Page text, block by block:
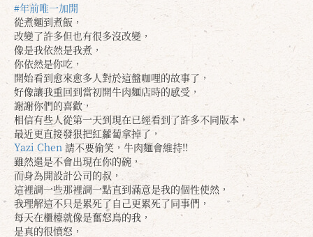
#年前唯一加開
從煮麵到煮飯，
改變了許多但也有很多沒改變，
像是我依然是我煮，
你依然是你吃，
開始看到愈來愈多人對於這盤咖哩的故事了，
好像讓我重回到當初開牛肉麵店時的感受，
謝謝你們的喜歡，
相信有些人從第一天到現在已經看到了許多不同版本，
最近更直接發狠把紅蘿蔔拿掉了，
Yazi Chen 請不要偷笑，牛肉麵會維持!!
雖然還是不會出現在你的碗，
而身為開設計公司的叔，
這裡調一些那裡調一點直到滿意是我的個性使然，
我理解這不只是累死了自己更累死了同事們，
每天在櫃檯就像是奮怒鳥的我，
是真的很憤怒，